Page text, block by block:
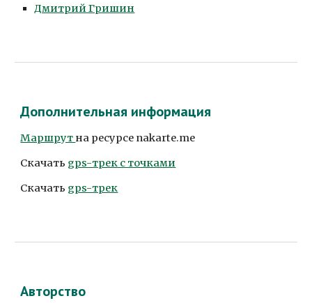
Дмитрий Гришин
Дополнительная информация
Маршрут на ресурсе nakarte.me
Скачать gps-трек с точками
Скачать gps-трек
Авторство